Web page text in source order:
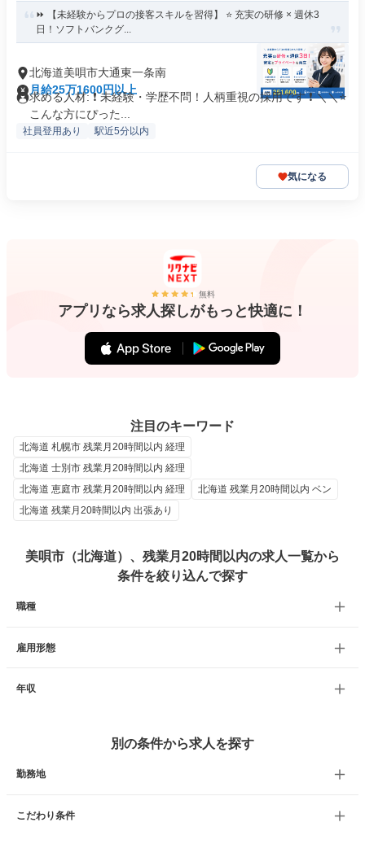
⏩️ 【未経験からプロの接客スキルを習得】 ⭐️ 充実の研修 × 週休3
日！ソフトバンクグ...
北海道美唄市大通東一条南
月給25万1600円以上
求める人材: ❗ 未経験・学歴不問！人柄重視の採用です ❗ ＼＼⭐
こんな方にぴった...
社員登用あり 駅近5分以内
気になる
無料
アプリなら求人探しがもっと快適に！
注目のキーワード
北海道 札幌市 残業月20時間以内 経理
北海道 士別市 残業月20時間以内 経理
北海道 恵庭市 残業月20時間以内 経理
北海道 残業月20時間以内 ベン
北海道 残業月20時間以内 出張あり
美唄市（北海道）、残業月20時間以内の求人一覧から
条件を絞り込んで探す
職種
雇用形態
年収
別の条件から求人を探す
勤務地
こだわり条件